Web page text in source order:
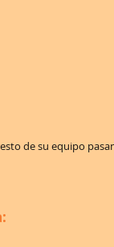
de su equipo